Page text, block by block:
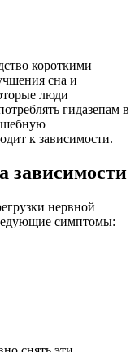
короткими
сна и
люди
гидазепам в
к зависимости.
зависимости
нервной
симптомы: